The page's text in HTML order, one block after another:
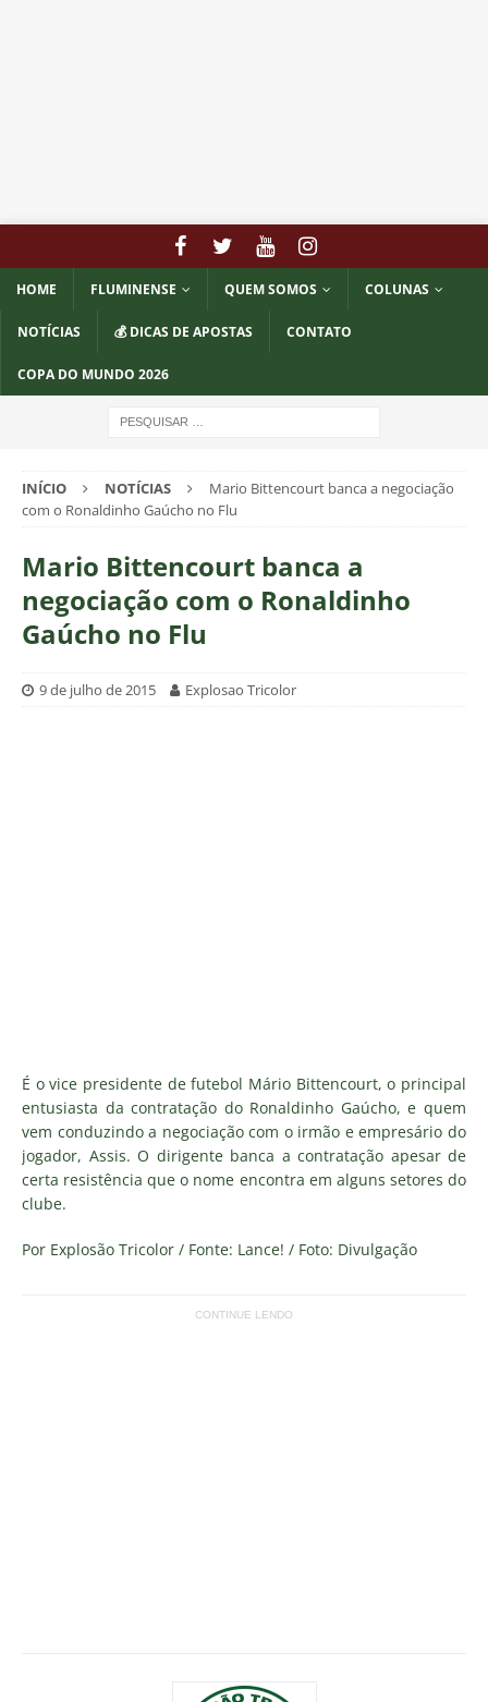
HOME FLUMINENSE QUEM SOMOS COLUNAS
NOTÍCIAS 💰 DICAS DE APOSTAS CONTATO
COPA DO MUNDO 2026
INÍCIO NOTÍCIAS
Mario Bittencourt banca a negociação
com o Ronaldinho Gaúcho no Flu
Mario Bittencourt banca a
negociação com o Ronaldinho
Gaúcho no Flu
9 de julho de 2015 Explosao Tricolor
É o vice presidente de futebol Mário Bittencourt, o principal
entusiasta da contratação do Ronaldinho Gaúcho, e quem
vem conduzindo a negociação com o irmão e empresário do
jogador, Assis. O dirigente banca a contratação apesar de
certa resistência que o nome encontra em alguns setores do
clube.
Por Explosão Tricolor / Fonte: Lance! / Foto: Divulgação
CONTINUE LENDO